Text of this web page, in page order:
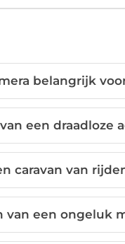
belangrijk
een draadloze
caravan van
van een ongeluk